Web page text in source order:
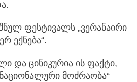
ფესტივალს „ვერანაირი
ექნება“.
და ცინიკურია ის ფაქტი,
მოძრაობა“